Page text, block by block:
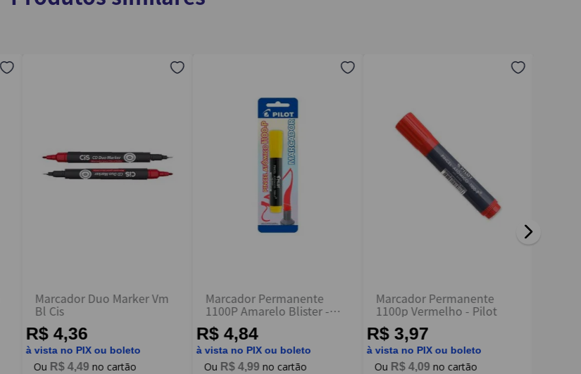
Marcador Duo Marker Vm
Bl Cis
R$ 4,36
à vista no PIX ou boleto
R$ 4,49
Marcador Permanente
1100P Amarelo Blister -
Pilot
R$ 4,84
à vista no PIX ou boleto
R$ 4,99
Marcador Permanente
1100p Vermelho - Pilot
R$ 3,97
à vista no PIX ou boleto
R$ 4,09